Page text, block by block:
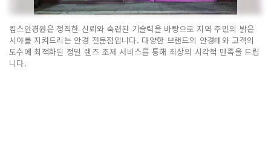
킴스안경원은 정직한 신뢰와 숙련된 기술력을 바탕으로 지역 주민의 밝은
시야를 지켜드리는 안경 전문점입니다. 다양한 브랜드의 안경테와 고객의
도수에 최적화된 정밀 렌즈 조제 서비스를 통해 최상의 시각적 만족을 드립
니다.